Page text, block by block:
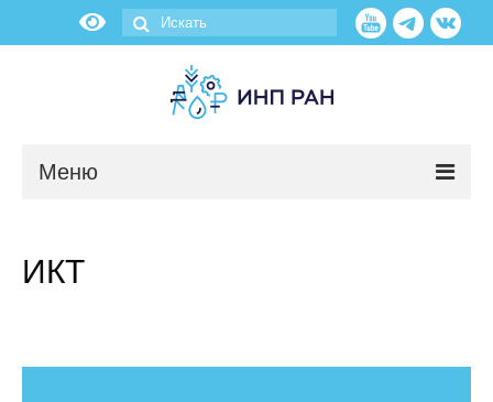
Меню
О нас
ИКТ